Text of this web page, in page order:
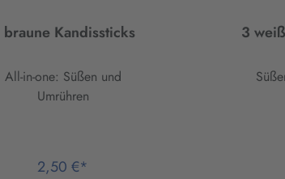
Kandissticks
All-in-one: Süßen und
Umrühren
2,50 €*
3